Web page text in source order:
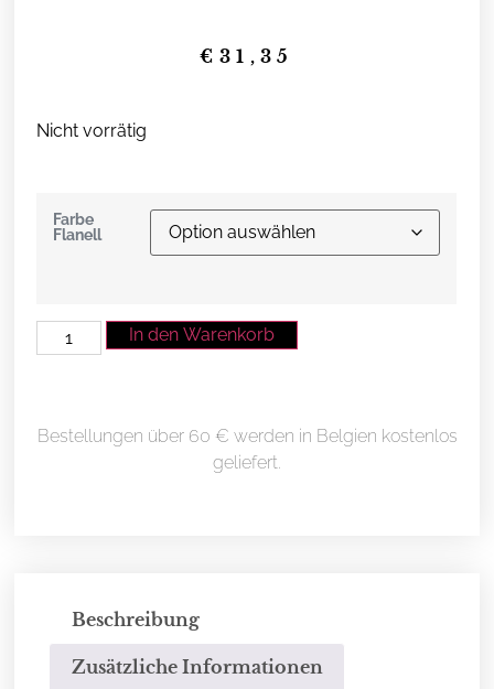
€ 31,35
Nicht vorrätig
Farbe
Flanell
In den Warenkorb
Bestellungen über 60 € werden in Belgien kostenlos
geliefert.
Beschreibung
Zusätzliche Informationen